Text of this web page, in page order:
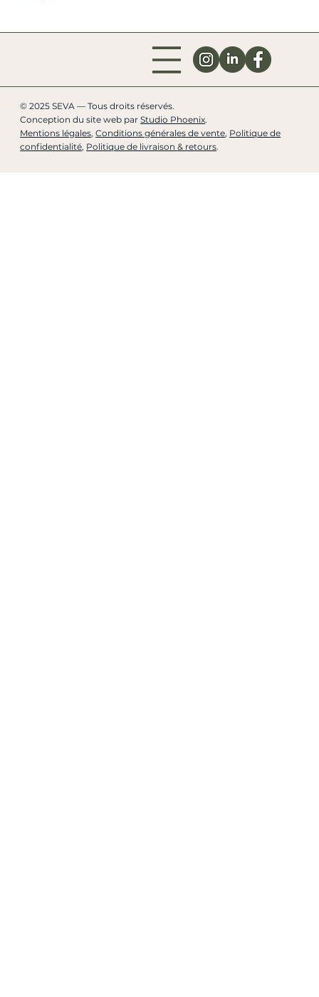
© 2025 SEVA — Tous droits réservés.
Conception du site web parStudio Phoenix.
Mentions légales,Conditions générales de vente, Politique de
confidentialité, Politique de livraison & retours.